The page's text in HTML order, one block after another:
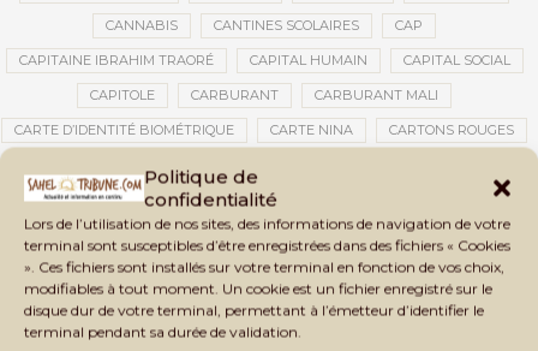
Politique de
confidentialité
Lors de l’utilisation de nos sites, des informations de navigation de votre
terminal sont susceptibles d’être enregistrées dans des fichiers « Cookies
». Ces fichiers sont installés sur votre terminal en fonction de vos choix,
modifiables à tout moment. Un cookie est un fichier enregistré sur le
disque dur de votre terminal, permettant à l’émetteur d’identifier le
terminal pendant sa durée de validation.
CANNABIS CANTINES SCOLAIRES CAP
CAPITAINE IBRAHIM TRAORÉ CAPITAL HUMAIN CAPITAL SOCIAL
CAPITOLE CARBURANT CARBURANT MALI
CARTE D’IDENTITÉ BIOMÉTRIQUE CARTE NINA CARTONS ROUGES
CATASTROPHES CLIMATIQUES
CAUTION 10 000 DOLLARS CAUTION DE VISA CDAT CECOGEC
CÉDÉAO CEDEAO CEI CÉLÉBRATION NATIONALE CEMAC
CEMAPI CEN-SNESUP CENOU CENSURE
CENTRAFRIQUE CENTRALE SOLAIRE